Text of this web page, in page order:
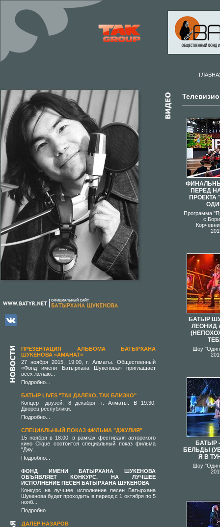
ПРЕЗЕНТАЦИЯ АЛЬБОМА БАТЫРХАНА
ШУКЕНОВА «АМАНАТ»
27 ноября 2015, 19:00, г. Алматы. Общественный
«Фонд имени Батырхана Шукенова» приглашает
всех желаю...
Подробно...
БАТЫР LIVES "ТАК ДАЛЕКО, ТАК БЛИЗКО"
Концерт друзей. 8 декабря, г. Алматы. В 19:30,
Дворец республики.
Подробно...
СПЕЦИАЛЬНЫЙ ПОКАЗ ФИЛЬМА "ДЖУЛИЯ"
15 ноября в 18:00, в рамках фестиваля авторского
кино Clique состоится специальный показ фильма
"Джу...
Подробно...
ФОНД ИМЕНИ БАТЫРХАНА ШУКЕНОВА
ОБЪЯВЛЯЕТ КОНКУРС, НА ЛУЧШЕЕ
ИСПОЛНЕНИЕ ПЕСЕН БАТЫРХАНА ШУКЕНОВА
Конкурс на лучшее исполнение песен Батырхана
Шукенова будет проходить в период с 1 октября по 5
нояб...
Подробно...
ДАЛЕР НАЗАРОВ
ПЕРЕД
ПРОЕКТА
Программа
с
БАТЫР
ЛЕОНИД
Шоу "Один
БАТЫР
БЕЛЬДЫ
Я В
Шоу "Один